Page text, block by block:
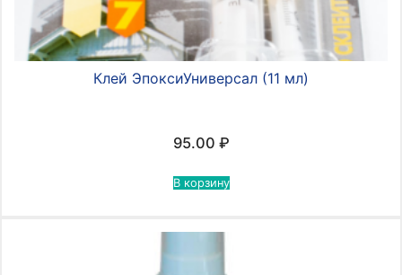
Клей ЭпоксиУниверсал (11 мл)
95.00 ₽
В корзину